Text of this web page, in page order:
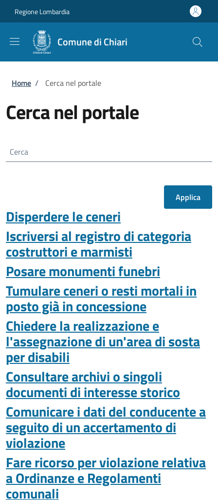
Regione Lombardia
Comune di Chiari
Briciole di pane
Home / Cerca nel portale
Cerca nel portale
Cerca
Disperdere le ceneri
Iscriversi al registro di categoria
costruttori e marmisti
Posare monumenti funebri
Tumulare ceneri o resti mortali in
posto già in concessione
Chiedere la realizzazione e
l'assegnazione di un'area di sosta
per disabili
Consultare archivi o singoli
documenti di interesse storico
Comunicare i dati del conducente a
seguito di un accertamento di
violazione
Fare ricorso per violazione relativa
a Ordinanze e Regolamenti
comunali